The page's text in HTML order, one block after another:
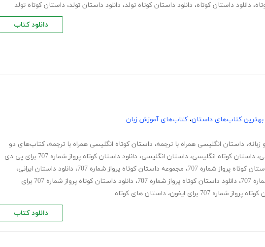
، دانلود داستان کوتاه، دانلود داستان کوتاه تولد، دانلود داستان تولد، داستان کوتاه تولد
دانلود کتاب
بهترین کتاب‌های داستان، کتاب‌های آموزش زبان
، داستان انگلیسی همراه با ترجمه، داستان کوتاه انگلیسی همراه با ترجمه، کتاب‌های دو
، داستان کوتاه انگلیسی، داستان انگلیسی،
دانلود داستان کوتاه پرواز شماره 707 برای پی دی
کوتاه پرواز شماره 707 ، مجموعه داستان کوتاه پرواز شماره 707 ، دانلود داستان ایرانی،
707
، دانلود داستان کوتاه پرواز شماره 707 ،
دانلود داستان کوتاه پرواز شماره 707 برای
پرواز شماره 707 برای ایفون ، داستان های کوتاه
دانلود کتاب